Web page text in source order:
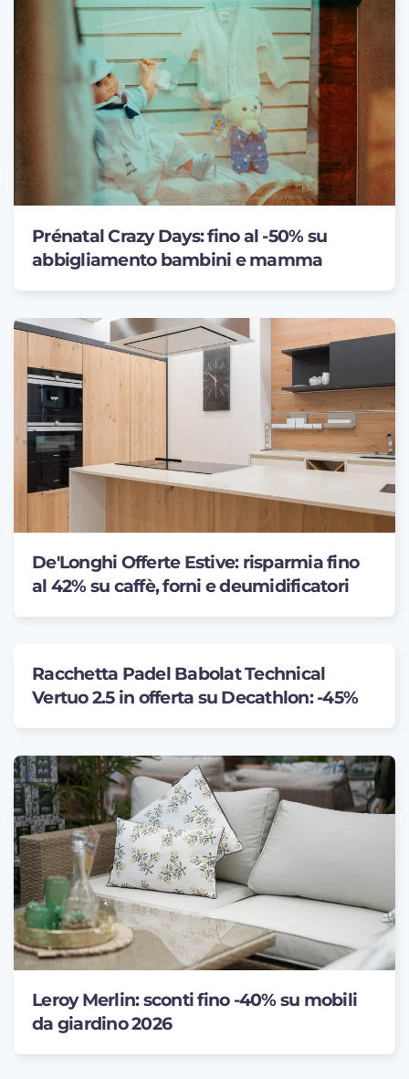
Prénatal Crazy Days: fino al -50% su
abbigliamento bambini e mamma
De'Longhi Offerte Estive: risparmia fino
al 42% su caffè, forni e deumidificatori
Racchetta Padel Babolat Technical
Vertuo 2.5 in offerta su Decathlon: -45%
Leroy Merlin: sconti fino -40% su mobili
da giardino 2026